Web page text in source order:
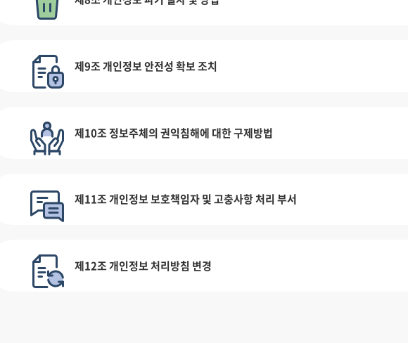
제9조 개인정보 안전성 확보 조치
제10조 정보주체의 권익침해에 대한 구제방법
제11조 개인정보 보호책임자 및 고충사항 처리 부서
제12조 개인정보 처리방침 변경